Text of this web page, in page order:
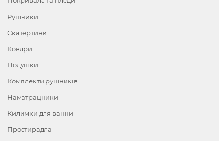
Рушники
Скатертини
Ковдри
Подушки
Комплекти рушників
Наматрацники
Килимки для ванни
Простирадла